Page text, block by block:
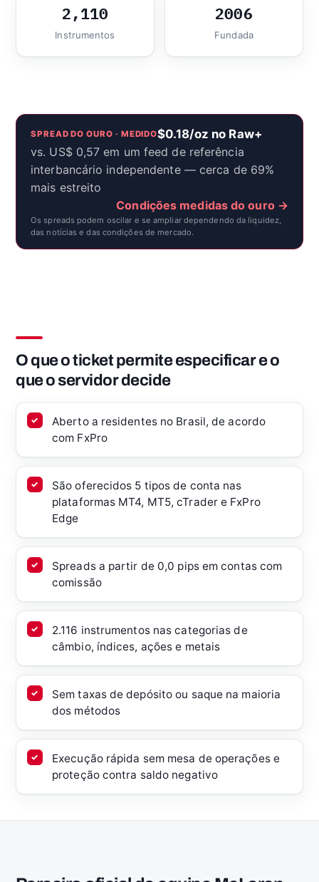
2,110
Instrumentos
2006
Fundada
SPREAD DO OURO · MEDIDO$0.18/oz no Raw+
vs. US$ 0,57 em um feed de referência
interbancário independente — cerca de 69%
mais estreito
Condições medidas do ouro →
Os spreads podem oscilar e se ampliar dependendo da liquidez,
das notícias e das condições de mercado.
O que o ticket permite especificar e o
que o servidor decide
Aberto a residentes no Brasil, de acordo
com FxPro
São oferecidos 5 tipos de conta nas
plataformas MT4, MT5, cTrader e FxPro
Edge
Spreads a partir de 0,0 pips em contas com
comissão
2.116 instrumentos nas categorias de
câmbio, índices, ações e metais
Sem taxas de depósito ou saque na maioria
dos métodos
Execução rápida sem mesa de operações e
proteção contra saldo negativo